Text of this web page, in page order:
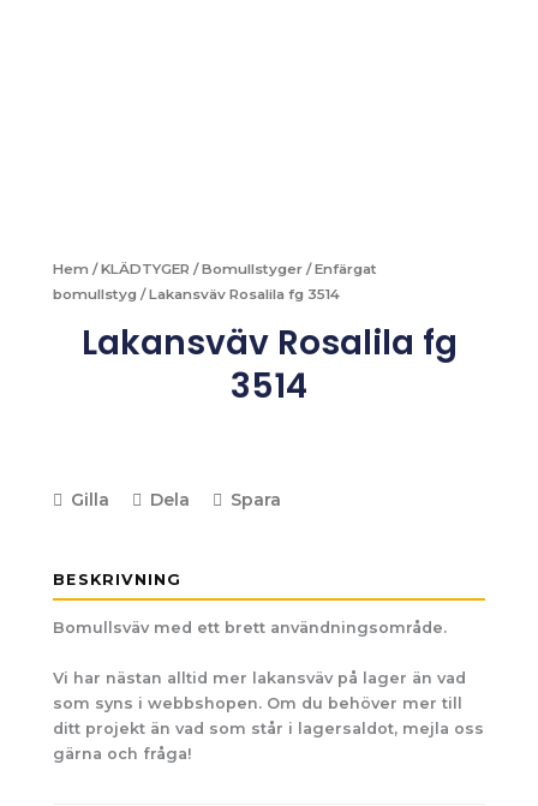
Hem /KLÄDTYGER /Bomullstyger /Enfärgat
bomullstyg / Lakansväv Rosalila fg 3514
Lakansväv Rosalila fg
3514
Gilla Dela Spara
BESKRIVNING
Bomullsväv med ett brett användningsområde.
Vi har nästan alltid mer lakansväv på lager än vad
som syns i webbshopen. Om du behöver mer till
ditt projekt än vad som står i lagersaldot, mejla oss
gärna och fråga!